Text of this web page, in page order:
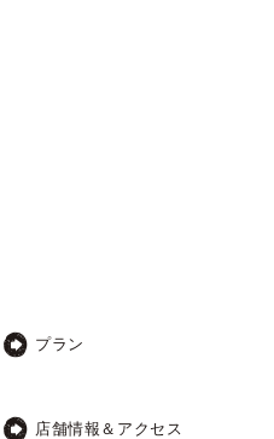
プラン
店舗情報＆アクセス